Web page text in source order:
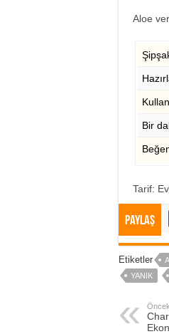
Aloe
Bir
Tarif:
Paylaş
Etiketler
YANIK